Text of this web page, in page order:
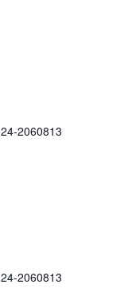
2060813
2060813